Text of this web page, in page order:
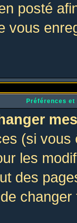
posté
vous
Préférences
(si
les
des